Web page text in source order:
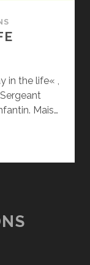
in the life« ,
Mais…